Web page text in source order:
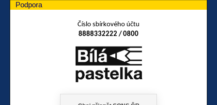
Podpora
Číslo sbírkového účtu
8888332222 / 0800